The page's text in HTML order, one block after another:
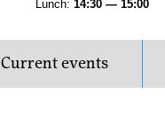
Lunch: 14:30 — 15:00
Current events